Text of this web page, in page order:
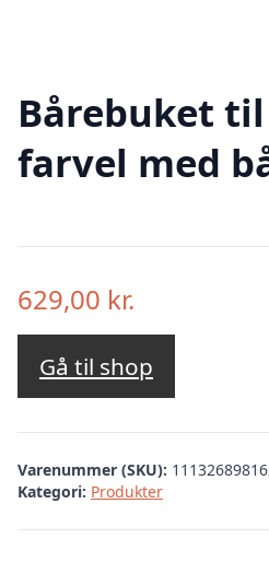
Bårebuket
farvel med
629,00 kr.
Gå til shop
Varenummer (SKU):
Kategori: Produkter